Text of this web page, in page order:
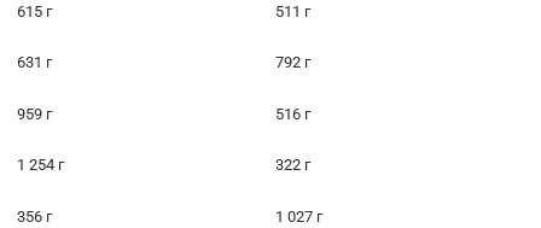
615 г 511 г
631 г 792 г
959 г 516 г
1 254 г 322 г
356 г 1 027 г